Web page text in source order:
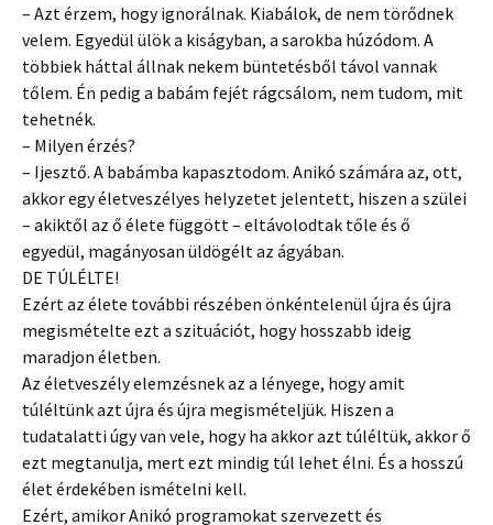
– Azt érzem, hogy ignorálnak. Kiabálok, de nem törődnek
velem. Egyedül ülök a kiságyban, a sarokba húzódom. A
többiek háttal állnak nekem büntetésből távol vannak
tőlem. Én pedig a babám fejét rágcsálom, nem tudom, mit
tehetnék.
– Milyen érzés?
– Ijesztő. A babámba kapasztodom. Anikó számára az, ott,
akkor egy életveszélyes helyzetet jelentett, hiszen a szülei
– akiktől az ő élete függött – eltávolodtak tőle és ő
egyedül, magányosan üldögélt az ágyában.
DE TÚLÉLTE!
Ezért az élete további részében önkéntelenül újra és újra
megismételte ezt a szituációt, hogy hosszabb ideig
maradjon életben.
Az életveszély elemzésnek az a lényege, hogy amit
túléltünk azt újra és újra megismételjük. Hiszen a
tudatalatti úgy van vele, hogy ha akkor azt túléltük, akkor ő
ezt megtanulja, mert ezt mindig túl lehet élni. És a hosszú
élet érdekében ismételni kell.
Ezért, amikor Anikó programokat szervezett és